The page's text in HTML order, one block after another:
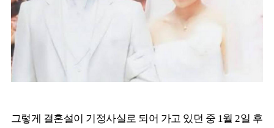
그렇게 결혼설이 기정사실로 되어 가고 있던 중 1월 2일 후